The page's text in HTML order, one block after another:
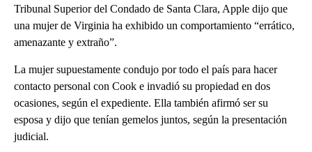
Tribunal Superior del Condado de Santa Clara, Apple dijo que
una mujer de Virginia ha exhibido un comportamiento “errático,
amenazante y extraño”.
La mujer supuestamente condujo por todo el país para hacer
contacto personal con Cook e invadió su propiedad en dos
ocasiones, según el expediente. Ella también afirmó ser su
esposa y dijo que tenían gemelos juntos, según la presentación
judicial.